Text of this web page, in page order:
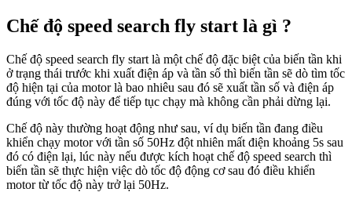
Chế độ speed search fly start là gì ?
Chế độ speed search fly start là một chế độ đặc biệt của biến tần khi
ở trạng thái trước khi xuất điện áp và tần số thì biến tần sẽ dò tìm tốc
độ hiện tại của motor là bao nhiêu sau đó sẽ xuất tần số và điện áp
đúng với tốc độ này để tiếp tục chạy mà không cần phải dừng lại.
Chế độ này thường hoạt động như sau, ví dụ biến tần đang điều
khiển chạy motor với tần số 50Hz đột nhiên mất điện khoảng 5s sau
đó có điện lại, lúc này nếu được kích hoạt chế độ speed search thì
biến tần sẽ thực hiện việc dò tốc độ động cơ sau đó điều khiển
motor từ tốc độ này trở lại 50Hz.